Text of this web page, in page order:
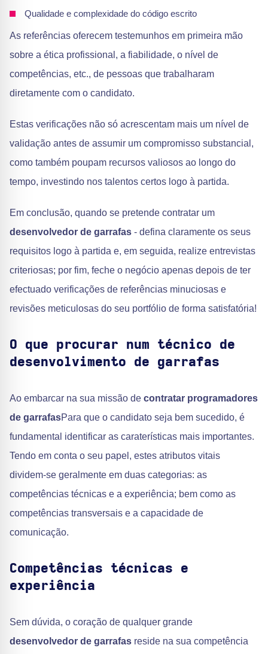
Qualidade e complexidade do código escrito
As referências oferecem testemunhos em primeira mão
sobre a ética profissional, a fiabilidade, o nível de
competências, etc., de pessoas que trabalharam
diretamente com o candidato.
Estas verificações não só acrescentam mais um nível de
validação antes de assumir um compromisso substancial,
como também poupam recursos valiosos ao longo do
tempo, investindo nos talentos certos logo à partida.
Em conclusão, quando se pretende contratar um
desenvolvedor de garrafas - defina claramente os seus
requisitos logo à partida e, em seguida, realize entrevistas
criteriosas; por fim, feche o negócio apenas depois de ter
efectuado verificações de referências minuciosas e
revisões meticulosas do seu portfólio de forma satisfatória!
O que procurar num técnico de
desenvolvimento de garrafas
Ao embarcar na sua missão de contratar programadores
de garrafasPara que o candidato seja bem sucedido, é
fundamental identificar as caraterísticas mais importantes.
Tendo em conta o seu papel, estes atributos vitais
dividem-se geralmente em duas categorias: as
competências técnicas e a experiência; bem como as
competências transversais e a capacidade de
comunicação.
Competências técnicas e
experiência
Sem dúvida, o coração de qualquer grande
desenvolvedor de garrafas reside na sua competência